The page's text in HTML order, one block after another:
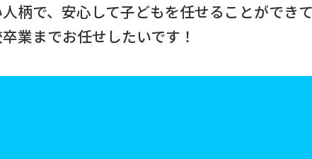
柄で、安心して子どもを任せることができ
業までお任せしたいです！